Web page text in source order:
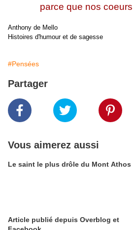
parce que nos coeurs
Anthony de Mello
Histoires d'humour et de sagesse
#Pensées
Partager
Vous aimerez aussi
Le saint le plus drôle du Mont Athos
Article publié depuis Overblog et